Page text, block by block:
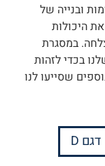
ובנייה של
היכולות
במסגרת
בכדי לזהות
שסייעו לנו
דגם D